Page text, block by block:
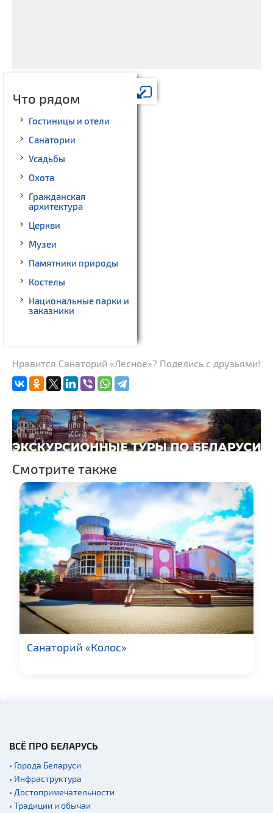
Что рядом
Гостиницы и отели
Санатории
Усадьбы
Охота
Гражданская
архитектура
Церкви
Музеи
Памятники природы
Костелы
Национальные парки и
заказники
Нравится Санаторий «Лесное»? Поделись с друзьями!
Смотрите также
Санаторий «Колос»
ВСЁ ПРО БЕЛАРУСЬ
• Города Беларуси
• Инфраструктура
• Достопримечательности
• Традиции и обычаи